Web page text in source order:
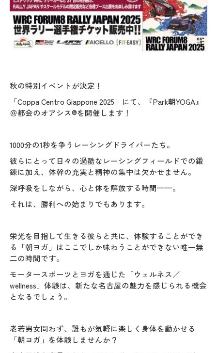
秋の特別イベントが決定！
「Coppa Centro Giappone 2025」にて、『Park朝YOGA』
＠都会のオアシス®を開催します！
1000分の1秒を争うレーシングドライバーたち。
彼らにとって日々の過酷なレーシングフィールドでの鍛
錬に加え、体幹の充実と精神の集中は欠かせません。
深呼吸をしながら、心と体を解放する時間——。
それは、勝利への始まりでもあります。
栄光を目指して生きる彼らと共に、体験することができ
る「朝ヨガ」はここでしか味わうことができない唯一無
二の時間です。
モータースポーツとヨガを通じた「ウェルネス／
wellness」体験は、新たな名古屋の魅力を感じられる機会
となるでしょう。
老若男女問わず、誰もが気軽に楽しく身体を動かせる
「朝ヨガ」を体験しませんか？